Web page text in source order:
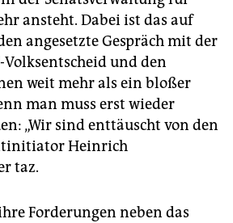
ansteht. Dabei ist das auf
angesetzte Gespräch mit der
und den
weit mehr als ein bloßer
man muss erst wieder
„Wir sind enttäuscht von den
Heinrich
taz.
Forderungen neben das